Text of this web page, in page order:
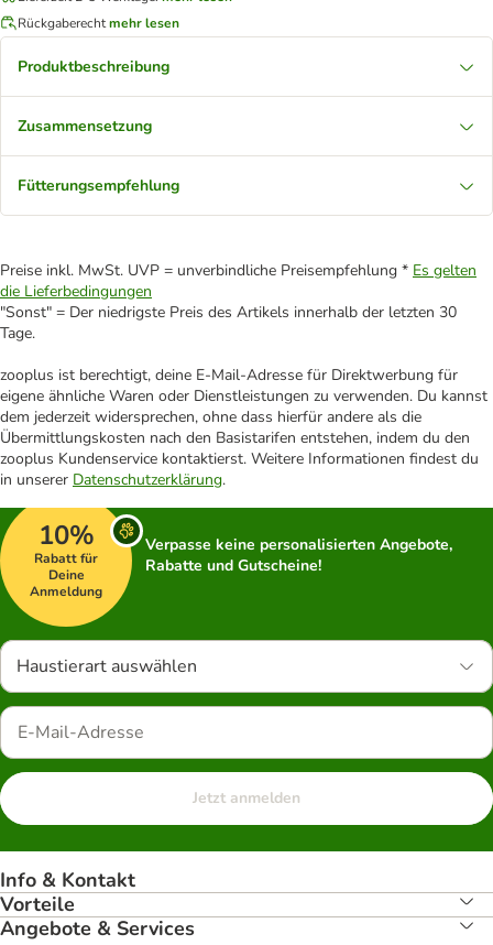
Rückgaberechtmehr lesen
Produktbeschreibung
Zusammensetzung
Fütterungsempfehlung
Preise inkl. MwSt. UVP = unverbindliche Preisempfehlung * Es gelten
die Lieferbedingungen
"Sonst" = Der niedrigste Preis des Artikels innerhalb der letzten 30
Tage.
zooplus ist berechtigt, deine E-Mail-Adresse für Direktwerbung für
eigene ähnliche Waren oder Dienstleistungen zu verwenden. Du kannst
dem jederzeit widersprechen, ohne dass hierfür andere als die
Übermittlungskosten nach den Basistarifen entstehen, indem du den
zooplus Kundenservice kontaktierst. Weitere Informationen findest du
in unserer Datenschutzerklärung.
10%
Rabatt für
Deine
Anmeldung
Verpasse keine personalisierten Angebote,
Rabatte und Gutscheine!
Haustierart auswählen
Jetzt anmelden
Info & Kontakt
Vorteile
Angebote & Services